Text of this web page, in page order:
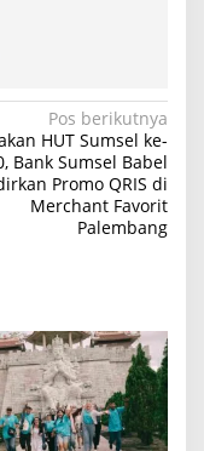
Pos berikutnya
HUT Sumsel ke-
Bank Sumsel Babel
Promo QRIS di
Merchant Favorit
Palembang